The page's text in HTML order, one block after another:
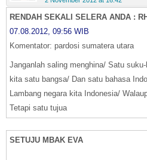
RENDAH SEKALI SELERA ANDA :
07.08.2012, 09:56 WIB
Komentator: pardosi sumatera utara
Janganlah saling menghina/ Satu
kita satu bangsa/ Dan satu bahasa
Lambang negara kita Indonesia/
Tetapi satu tujua
SETUJU MBAK EVA